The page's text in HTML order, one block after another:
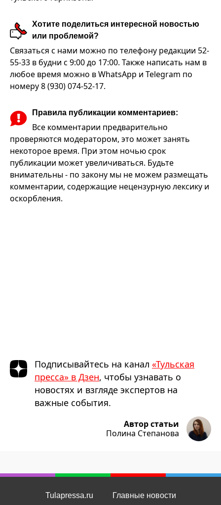
Хотите поделиться интересной новостью
или проблемой?
Связаться с нами можно по телефону редакции 52-
55-33 в будни с 9:00 до 17:00. Также написать нам в
любое время можно в WhatsApp и Telegram по
номеру 8 (930) 074-52-17.
Правила публикации комментариев:
Все комментарии предварительно
проверяются модератором, это может занять
некоторое время. При этом ночью срок
публикации может увеличиваться. Будьте
внимательны - по закону мы не можем размещать
комментарии, содержащие нецензурную лексику и
оскорбления.
Подписывайтесь на канал «Тульская
пресса» в Дзен, чтобы узнавать о
новостях и взгляде экспертов на
важные события.
Автор статьи
Полина Степанова
Tulapressa.ru
Главные новости